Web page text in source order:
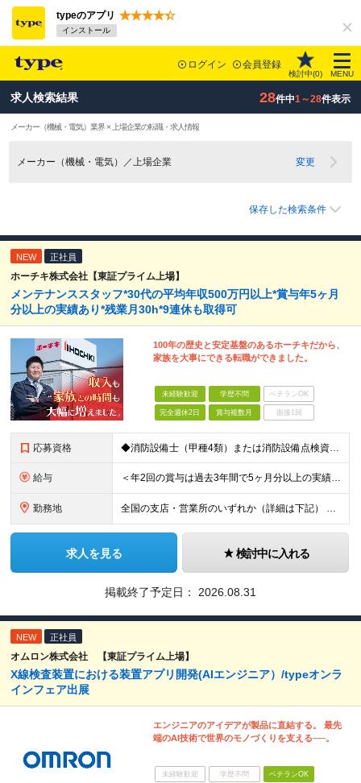
typeのアプリ
インストール
ログイン 会員登録
検討中(0) MENU
求人検索結果 28件中1～28件表示
メーカー（機械・電気）業界 × 上場企業の転職・求人情報
メーカー（機械・電気）／上場企業 変更
保存した検索条件
NEW 正社員
ホーチキ株式会社【東証プライム上場】
メンテナンススタッフ*30代の平均年収500万円以上*賞与年5ヶ月
分以上の実績あり*残業月30h*9連休も取得可
100年の歴史と安定基盤のあるホーチキだから、
家族を大事にできる転職ができました。
未経験歓迎 学歴不問 ベテランOK
完全週休2日 賞与複数月 面接1回
応募資格 ◆消防設備士（甲種4類）または消防設備点検資格者の資格を保有している方 ◆学歴不問
給与 ＜年2回の賞与は過去3年間で5ヶ月分以上の実績あり！＞ 月給21万1000円以上＋賞与年2回 ※上記は基本給です。別途、各種手当を支給いたします ※経験・能力を考慮の上、当社規程により優遇いたしま
勤務地 全国の支店・営業所のいずれか（詳細は下記） ※入社直後はお住まいから通える範囲の支店・営業所に配属 （入社直後の転勤はありません） ※U・Iターン歓迎（社宅・独身寮完備） ＜北海道・東北エリア＞
求人を見る 検討中に入れる
掲載終了予定日： 2026.08.31
NEW 正社員
オムロン株式会社 【東証プライム上場】
X線検査装置における装置アプリ開発(AIエンジニア）/typeオンラ
インフェア出展
エンジニアのアイデアが製品に直結する。 最先
端のAI技術で世界のモノづくりを支える──。
未経験歓迎 学歴不問 ベテランOK